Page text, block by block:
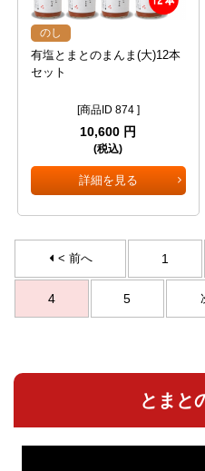
のし
有塩とまとのまんま(大)12本
セット
[商品ID 874 ]
10,600 円
(税込)
詳細を見る
< 前へ 1
4 5
とまと